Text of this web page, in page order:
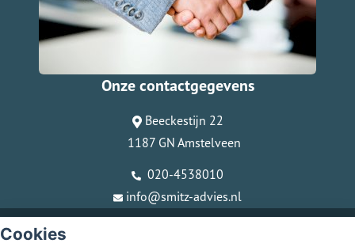
Cookies
Onze contactgegevens
Beeckestijn 22
1187 GN Amstelveen
020-4538010
info@smitz-advies.nl